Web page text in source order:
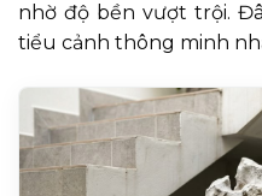
nhờ độ bền vượt trội.
tiểu cảnh thông minh